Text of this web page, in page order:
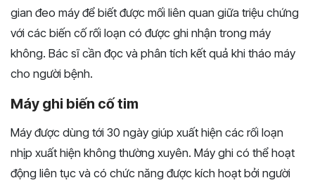
gian đeo máy để biết được mối liên quan giữa triệu chứng
với các biến cố rối loạn có được ghi nhận trong máy
không. Bác sĩ cần đọc và phân tích kết quả khi tháo máy
cho người bệnh.
Máy ghi biến cố tim
Máy được dùng tới 30 ngày giúp xuất hiện các rối loạn
nhịp xuất hiện không thường xuyên. Máy ghi có thể hoạt
động liên tục và có chức năng được kích hoạt bởi người